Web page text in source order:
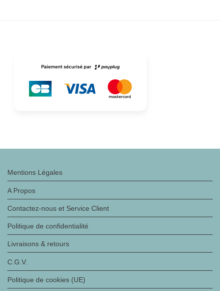
Mentions Légales
A Propos
Contactez-nous et Service Client
Politique de confidentialité
Livraisons & retours
C.G.V.
Politique de cookies (UE)